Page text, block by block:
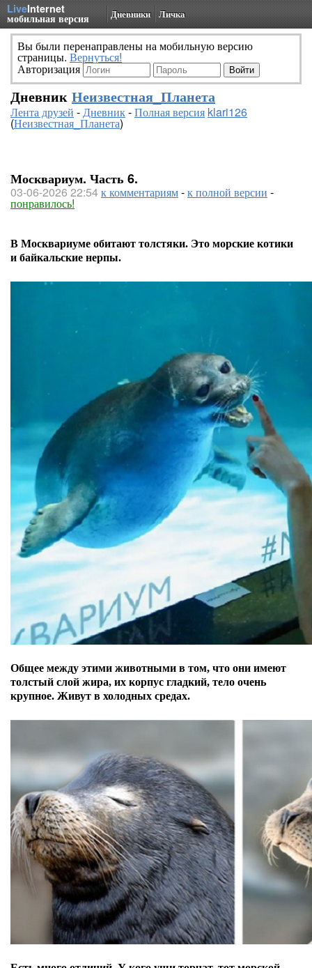
LiveInternet
мобильная версия Дневники Личка
Вы были перенаправлены на мобильную версию
страницы. Вернуться!
Авторизация
Дневник Неизвестная_Планета
Лента друзей -Дневник-Полная версия klari126
(Неизвестная_Планета)
Москвариум. Часть 6.
03-06-2026 22:54к комментариям-к полной версии -
понравилось!
В Москвариуме обитают толстяки. Это морские котики
и байкальские нерпы.
Общее между этими животными в том, что они имеют
толстый слой жира, их корпус гладкий, тело очень
крупное. Живут в холодных средах.